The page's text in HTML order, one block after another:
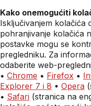
Kako onemogućiti
Isključivanjem kolačića
pohranjivanje kolačića
postavke mogu se
pregledniku. Za
odaberite web-
• Chrome • Firefox •
Explorer 7 i 8 • Opera
• Safari (stranica na